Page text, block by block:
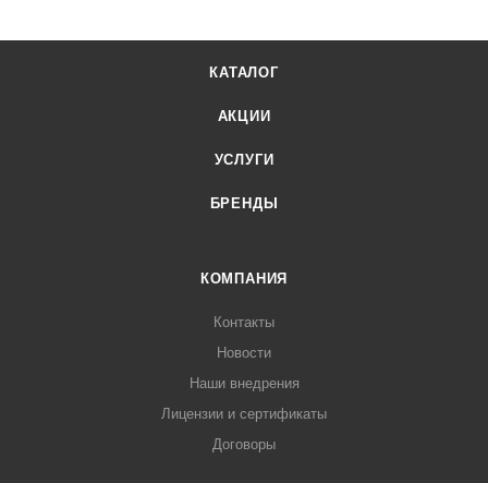
КАТАЛОГ
АКЦИИ
УСЛУГИ
БРЕНДЫ
КОМПАНИЯ
Контакты
Новости
Наши внедрения
Лицензии и сертификаты
Договоры